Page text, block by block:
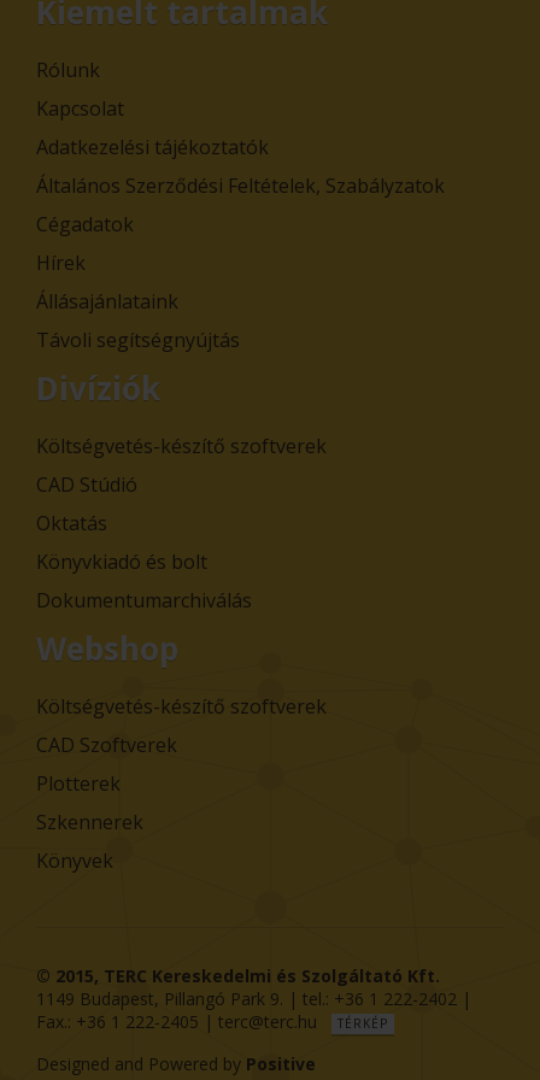
Kiemelt tartalmak
Rólunk
Kapcsolat
Adatkezelési tájékoztatók
Általános Szerződési Feltételek, Szabályzatok
Cégadatok
Hírek
Állásajánlataink
Távoli segítségnyújtás
Divíziók
Költségvetés-készítő szoftverek
CAD Stúdió
Oktatás
Könyvkiadó és bolt
Dokumentumarchiválás
Webshop
Költségvetés-készítő szoftverek
CAD Szoftverek
Plotterek
Szkennerek
Könyvek
© 2015, TERC Kereskedelmi és Szolgáltató Kft.
1149 Budapest, Pillangó Park 9. | tel.: +36 1 222-2402 |
Fax.: +36 1 222-2405 | terc@terc.hu TÉRKÉP
Designed and Powered by Positive